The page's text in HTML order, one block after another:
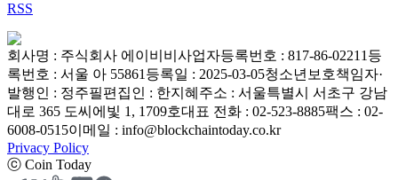
RSS
회사명 : 주식회사 에이비비 사업자등록번호 : 817-86-02211등
록번호 : 서울 아 55861등록일 : 2025-03-05청소년보호책임자·
발행인 : 정주필편집인 : 한지혜 주소 : 서울특별시 서초구 강남
대로 365 도씨에빛 1, 1709호대표 전화 : 02-523-8885팩스 : 02-
6008-0515이메일 : info@blockchaintoday.co.kr
Privacy Policy
ⓒ Coin Today